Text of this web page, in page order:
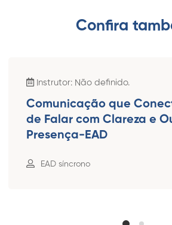
Confira
Instrutor: Não definido.
Comunicação que
de Falar com Clareza e
Presença-EAD
EAD síncrono